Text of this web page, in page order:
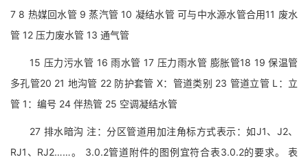
7 8 热媒回水管 9 蒸汽管 10 凝结水管 可与中水源水管合用11 废水
管 12 压力废水管 13 通气管
15 压力污水管 16 雨水管 17 压力雨水管 膨胀管18 19 保温管
多孔管20 21 地沟管 22 防护套管 X：管道类别 23 管道立管 L：立
管 1：编号 24 伴热管 25 空调凝结水管
27 排水暗沟 注：分区管道用加注角标方式表示：如J1、J2、
RJ1、RJ2……。 3.0.2管道附件的图例宜符合表3.0.2的要求。 表